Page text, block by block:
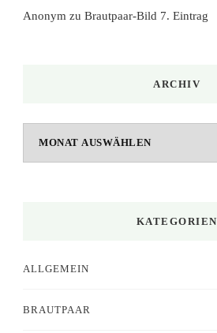
Anonym zu Brautpaar-Bild 7. Eintrag
ARCHIV
KATEGORIEN
ALLGEMEIN
BRAUTPAAR